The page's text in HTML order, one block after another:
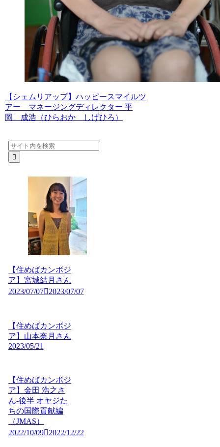
【シェムリアップ】ハッピースマイルツ
アー マネージングディレクター 平
岡 成浩（ひらおか しげひろ）
【住めばカンボジ
ア】宮城結月さん
2023/07/07
2023/07/07
【住めばカンボジ
ア】山本奈月さん
2023/05/21
【住めばカンボジ
ア】金田 浩之さ
ん-後半 オヤジた
ちの国際貢献編
（JMAS）
2022/10/09
2022/12/22